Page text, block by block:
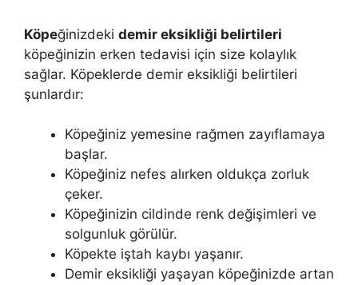
Köpeğinizdeki demir eksikliği belirtileri
köpeğinizin erken tedavisi için size kolaylık
sağlar. Köpeklerde demir eksikliği belirtileri
şunlardır:
Köpeğiniz yemesine rağmen zayıflamaya
başlar.
Köpeğiniz nefes alırken oldukça zorluk
çeker.
Köpeğinizin cildinde renk değişimleri ve
solgunluk görülür.
Köpekte iştah kaybı yaşanır.
Demir eksikliği yaşayan köpeğinizde artan